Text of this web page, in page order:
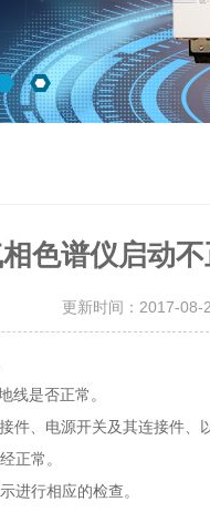
色谱仪启动
更新时间：2017-
是否正常。
、电源开关及其连接件、以
正常。
行相应的检查。